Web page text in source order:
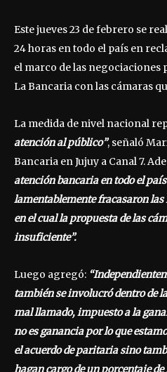
Este jueves 23 de febrero se
24 horas en todo el país en
el marco de las negociaciones
La Bancaria con las cámaras
La medida de nivel nacional
atención al público”, señaló
Bancaria en Jujuy a Canal 7.
atención bancaria en todo el
lamentablemente fracasaron
en el cual la propuesta de las
insuficiente”.
Luego agregó:
también se involucró dentro de
mal llamado, impuesto a la
no es ganancia por lo que
el acuerdo de paritaria sino